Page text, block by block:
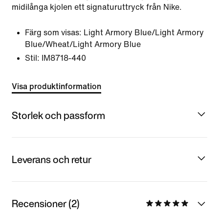
midilånga kjolen ett signaturuttryck från Nike.
Färg som visas: Light Armory Blue/Light Armory
Blue/Wheat/Light Armory Blue
Stil:
IM8718-440
Visa produktinformation
Storlek och passform
Leverans och retur
Recensioner (2)